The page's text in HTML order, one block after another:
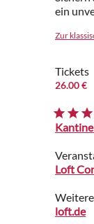
ein
Zur
Tickets
26.00 €
Loft
loft.de